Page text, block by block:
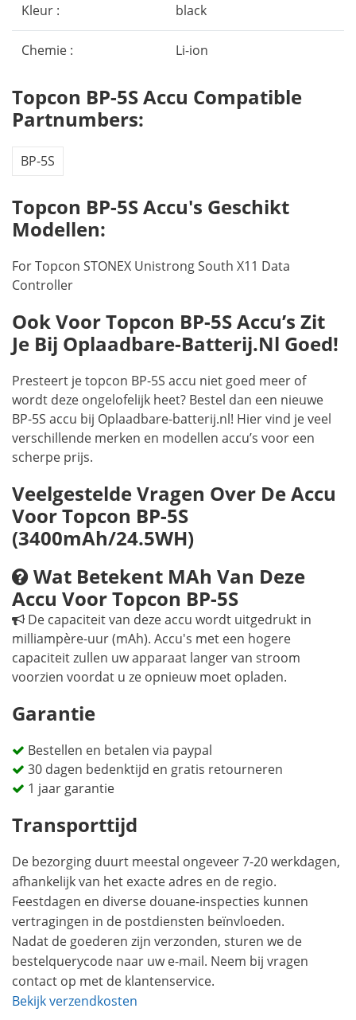
Kleur : black
Chemie : Li-ion
Topcon BP-5S Accu Compatible
Partnumbers:
BP-5S
Topcon BP-5S Accu's Geschikt
Modellen:
For Topcon STONEX Unistrong South X11 Data
Controller
Ook Voor Topcon BP-5S Accu’s Zit
Je Bij Oplaadbare-Batterij.nl Goed!
Presteert je topcon BP-5S accu niet goed meer of
wordt deze ongelofelijk heet? Bestel dan een nieuwe
BP-5S accu bij Oplaadbare-batterij.nl! Hier vind je veel
verschillende merken en modellen accu’s voor een
scherpe prijs.
Veelgestelde Vragen Over De Accu
Voor Topcon BP-5S
(3400mAh/24.5WH)
Wat Betekent MAh Van Deze
Accu Voor Topcon BP-5S
De capaciteit van deze accu wordt uitgedrukt in
milliampère-uur (mAh). Accu's met een hogere
capaciteit zullen uw apparaat langer van stroom
voorzien voordat u ze opnieuw moet opladen.
Garantie
Bestellen en betalen via paypal
30 dagen bedenktijd en gratis retourneren
1 jaar garantie
Transporttijd
De bezorging duurt meestal ongeveer 7-20 werkdagen,
afhankelijk van het exacte adres en de regio.
Feestdagen en diverse douane-inspecties kunnen
vertragingen in de postdiensten beïnvloeden.
Nadat de goederen zijn verzonden, sturen we de
bestelquerycode naar uw e-mail. Neem bij vragen
contact op met de klantenservice.
Bekijk verzendkosten